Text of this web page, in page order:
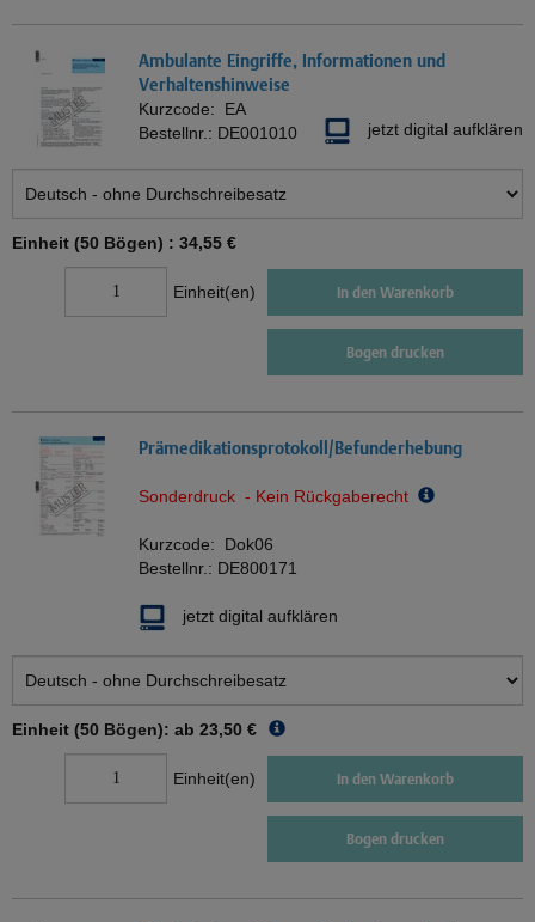
Ambulante Eingriffe, Informationen und
Verhaltenshinweise
Kurzcode: EA
Bestellnr.: DE001010 jetzt digital aufklären
Einheit (50 Bögen) : 34,55 €
Einheit(en) In den Warenkorb
Bogen drucken
Prämedikationsprotokoll/Befunderhebung
Sonderdruck - Kein Rückgaberecht
Kurzcode: Dok06
Bestellnr.: DE800171
jetzt digital aufklären
Einheit (50 Bögen): ab 23,50 €
Einheit(en) In den Warenkorb
Bogen drucken